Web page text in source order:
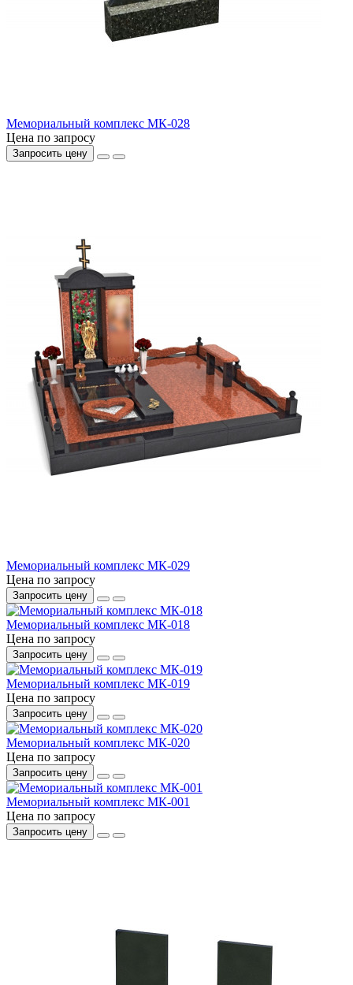
Мемориальный комплекс МК-028
Цена по запросу
Запросить цену
Мемориальный комплекс МК-029
Цена по запросу
Запросить цену
Мемориальный комплекс МК-018
Цена по запросу
Запросить цену
Мемориальный комплекс МК-019
Цена по запросу
Запросить цену
Мемориальный комплекс МК-020
Цена по запросу
Запросить цену
Мемориальный комплекс МК-001
Цена по запросу
Запросить цену